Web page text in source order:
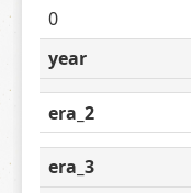
0
year
era_2
era_3